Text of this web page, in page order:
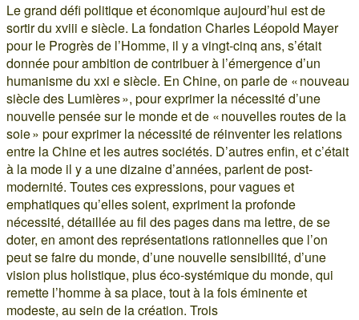
Le grand défi politique et économique aujourd’hui est de
sortir du xviii e siècle. La fondation Charles Léopold Mayer
pour le Progrès de l’Homme, il y a vingt-cinq ans, s’était
donnée pour ambition de contribuer à l’émergence d’un
humanisme du xxi e siècle. En Chine, on parle de « nouveau
siècle des Lumières », pour exprimer la nécessité d’une
nouvelle pensée sur le monde et de « nouvelles routes de la
soie » pour exprimer la nécessité de réinventer les relations
entre la Chine et les autres sociétés. D’autres enfin, et c’était
à la mode il y a une dizaine d’années, parlent de post-
modernité. Toutes ces expressions, pour vagues et
emphatiques qu’elles soient, expriment la profonde
nécessité, détaillée au fil des pages dans ma lettre, de se
doter, en amont des représentations rationnelles que l’on
peut se faire du monde, d’une nouvelle sensibilité, d’une
vision plus holistique, plus éco-systémique du monde, qui
remette l’homme à sa place, tout à la fois éminente et
modeste, au sein de la création. Trois